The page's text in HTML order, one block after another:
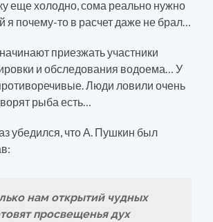
еще холодно, сома реально нужно
я почему-то в расчет даже не брал…
приезжать участники
и обследования водоема… У
Люди ловили очень
рыба есть…
убедился, что А. Пушкин был
нам открытий чудных
просвещенья дух